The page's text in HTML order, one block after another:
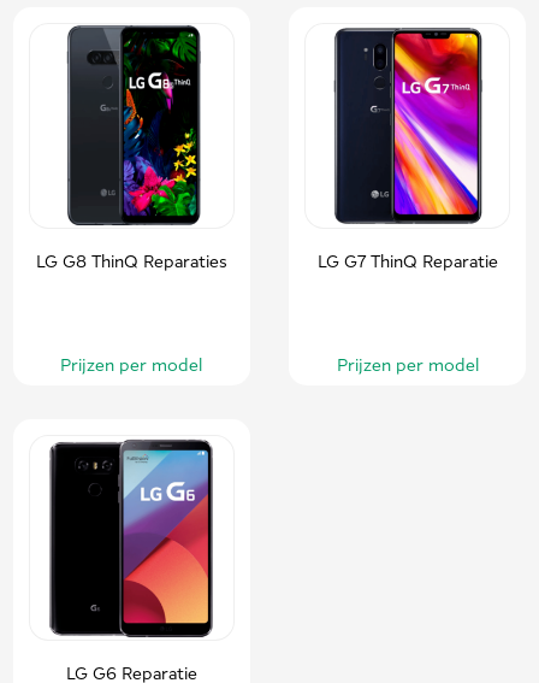
LG G8 ThinQ Reparaties
Prijzen per model
LG G7 ThinQ Reparatie
Prijzen per model
LG G6 Reparatie